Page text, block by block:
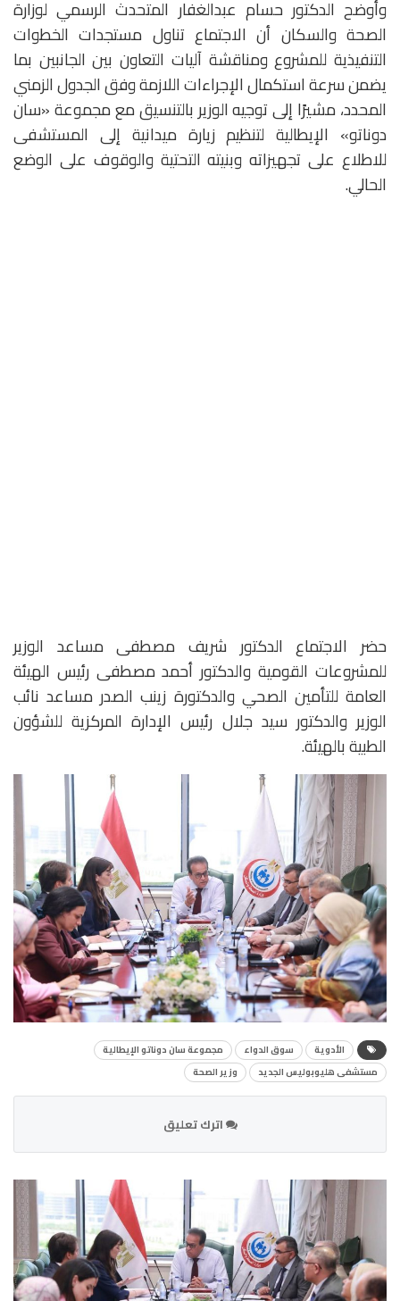
وأوضح الدكتور حسام عبدالغفار المتحدث الرسمي لوزارة
الصحة والسكان أن الاجتماع تناول مستجدات الخطوات
التنفيذية للمشروع ومناقشة آليات التعاون بين الجانبين بما
يضمن سرعة استكمال الإجراءات اللازمة وفق الجدول الزمني
المحدد، مشيرًا إلى توجيه الوزير بالتنسيق مع مجموعة «سان
دوناتو» الإيطالية لتنظيم زيارة ميدانية إلى المستشفى
للاطلاع على تجهيزاته وبنيته التحتية والوقوف على الوضع
الحالي.
حضر الاجتماع الدكتور شريف مصطفى مساعد الوزير
للمشروعات القومية والدكتور أحمد مصطفى رئيس الهيئة
العامة للتأمين الصحي والدكتورة زينب الصدر مساعد نائب
الوزير والدكتور سيد جلال رئيس الإدارة المركزية للشؤون
الطبية بالهيئة.
الأدوية سوق الدواء
مجموعة سان دوناتو الإيطالية
مستشفى هليوبوليس الجديد
وزير الصحة
اترك تعليق